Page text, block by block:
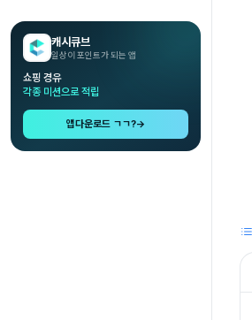
캐시큐브
일상이 포인트가 되는 앱
쇼핑 경유
각종 미션으로 적립
앱다운로드 ㄱㄱ?→